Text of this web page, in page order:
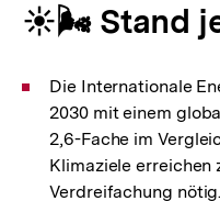
☀️🌬️ Stand
Die Internationale
2030 mit einem
2,6-Fache im
Klimaziele erreichen
Verdreifachung nötig.